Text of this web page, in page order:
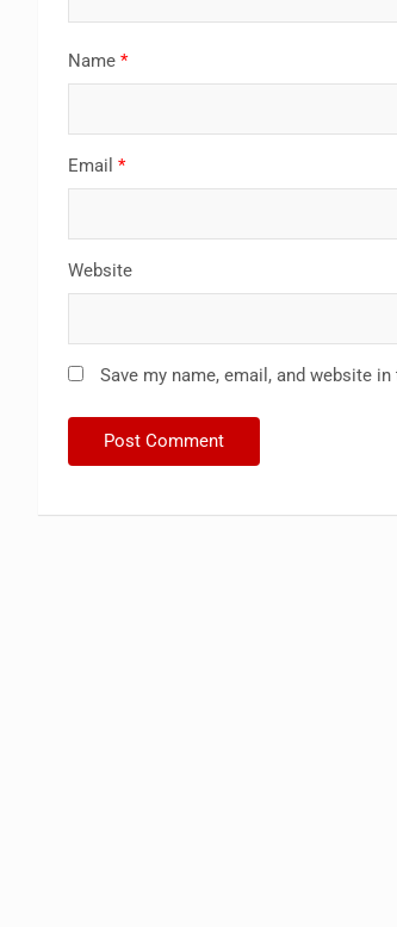
Name *
Email *
Website
Save my name, email, and website